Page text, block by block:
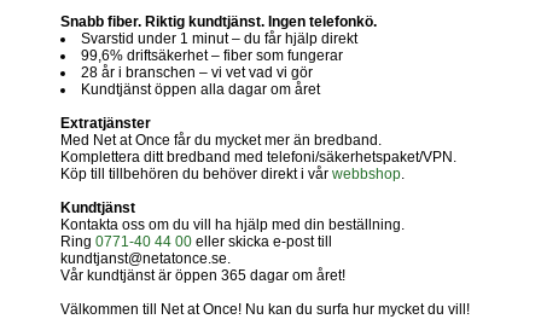
Snabb fiber. Riktig kundtjänst. Ingen telefonkö.
Svarstid under 1 minut – du får hjälp direkt
99,6% driftsäkerhet – fiber som fungerar
28 år i branschen – vi vet vad vi gör
Kundtjänst öppen alla dagar om året
Extratjänster
Med Net at Once får du mycket mer än bredband.
Komplettera ditt bredband med telefoni/säkerhetspaket/VPN.
Köp till tillbehören du behöver direkt i vår webbshop.
Kundtjänst
Kontakta oss om du vill ha hjälp med din beställning.
Ring 0771-40 44 00 eller skicka e-post till
kundtjanst@netatonce.se.
Vår kundtjänst är öppen 365 dagar om året!
Välkommen till Net at Once! Nu kan du surfa hur mycket du vill!